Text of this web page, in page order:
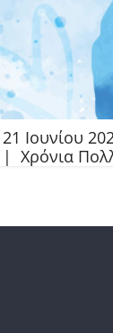
21 Ιουνίου
| Χρόνια